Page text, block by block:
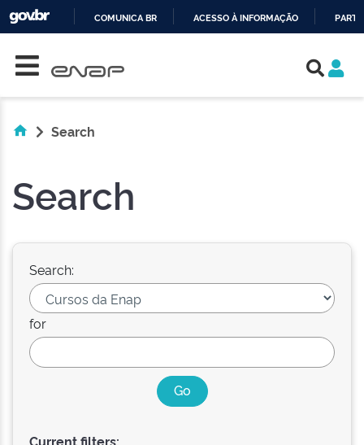
COMUNICA BR ACESSO À INFORMAÇÃO
Search
Search
Search:
for
Current filters: